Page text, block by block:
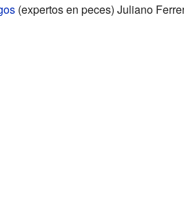
(expertos en peces) Juliano